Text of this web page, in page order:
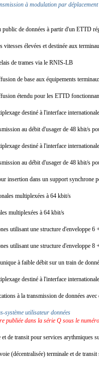
à modulation par
public de données à partir d'un ETTD
élevées et destinée aux
de trames via le RNIS-LB
de base aux équipements
étendu pour les ETTD
destiné à l'interface
au débit d'usager de 48 kbit/s
destiné à l'interface
au débit d'usager de 48 kbit/s
insertion dans un support synchrone
multiplexées à 64 kbit/s
multiplexées à 64 kbit/s
utilisant une structure d'enveloppe
utilisant une structure d'enveloppe
à faible débit sur un train de
destiné à l'interface
à la transmission de données
système utilisateur données
publiée dans la série Q sous le
de transit pour services arythmiques
(décentralisée) terminale et de